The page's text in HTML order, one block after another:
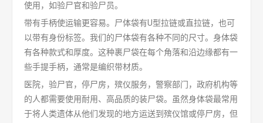
使用，如验尸官和验尸员。
带有手柄使运输更容易。尸体袋有U型拉链或直拉链，也可
以带有身份标签。我们的尸体袋有各种不同的尺寸。身体袋
有各种款式和厚度。这种裹尸袋在每个角落和沿边缘都有一
些手提手柄，通常是编织带材质。
医院，验尸官，停尸房，殡仪服务，警察部门，政府机构等
的人都需要使用耐用、高品质的装尸袋。虽然身体袋最常用
于将人类遗体从他们发现的地方运送到殡仪馆或停尸房，但